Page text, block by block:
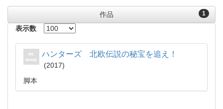
1
作品
表示数
ハンターズ 北欧伝説の秘宝を追え！
2017
脚本